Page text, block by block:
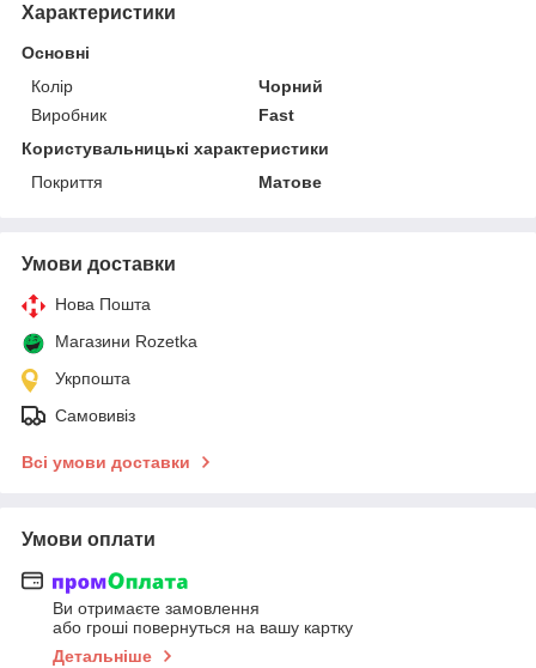
Характеристики
Основні
Колір
Чорний
Виробник
Fast
Користувальницькі характеристики
Покриття
Матове
Умови доставки
Нова Пошта
Магазини Rozetka
Укрпошта
Самовивіз
Всі умови доставки
Умови оплати
Ви отримаєте замовлення
або гроші повернуться на вашу картку
Детальніше